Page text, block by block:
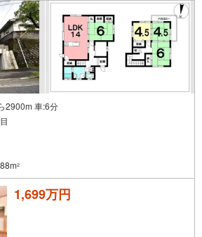
2900m 車:6分
2
1,699万円